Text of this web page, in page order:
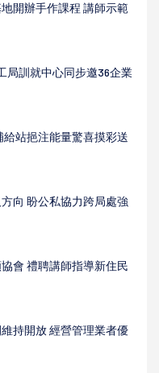
開辦手作課程 講師示範
局訓就中心同步邀36企業
站挹注能量驚喜摸彩送
向 盼公私協力跨局處強
會 禮聘講師指導新住民
持開放 經營管理業者優